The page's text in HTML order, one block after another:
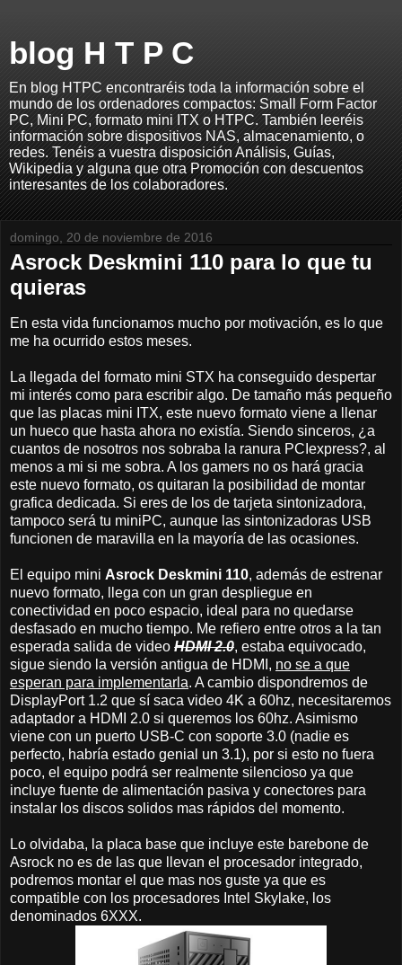
blog H T P C
En blog HTPC encontraréis toda la información sobre el
mundo de los ordenadores compactos: Small Form Factor
PC, Mini PC, formato mini ITX o HTPC. También leeréis
información sobre dispositivos NAS, almacenamiento, o
redes. Tenéis a vuestra disposición Análisis, Guías,
Wikipedia y alguna que otra Promoción con descuentos
interesantes de los colaboradores.
domingo, 20 de noviembre de 2016
Asrock Deskmini 110 para lo que tu
quieras
En esta vida funcionamos mucho por motivación, es lo que
me ha ocurrido estos meses.
La llegada del formato mini STX ha conseguido despertar
mi interés como para escribir algo. De tamaño más pequeño
que las placas mini ITX, este nuevo formato viene a llenar
un hueco que hasta ahora no existía. Siendo sinceros, ¿a
cuantos de nosotros nos sobraba la ranura PCIexpress?, al
menos a mi si me sobra. A los gamers no os hará gracia
este nuevo formato, os quitaran la posibilidad de montar
grafica dedicada. Si eres de los de tarjeta sintonizadora,
tampoco será tu miniPC, aunque las sintonizadoras USB
funcionen de maravilla en la mayoría de las ocasiones.
El equipo mini Asrock Deskmini 110, además de estrenar
nuevo formato, llega con un gran despliegue en
conectividad en poco espacio, ideal para no quedarse
desfasado en mucho tiempo. Me refiero entre otros a la tan
esperada salida de video HDMI 2.0, estaba equivocado,
sigue siendo la versión antigua de HDMI, no se a que
esperan para implementarla. A cambio dispondremos de
DisplayPort 1.2 que sí saca video 4K a 60hz, necesitaremos
adaptador a HDMI 2.0 si queremos los 60hz. Asimismo
viene con un puerto USB-C con soporte 3.0 (nadie es
perfecto, habría estado genial un 3.1), por si esto no fuera
poco, el equipo podrá ser realmente silencioso ya que
incluye fuente de alimentación pasiva y conectores para
instalar los discos solidos mas rápidos del momento.
Lo olvidaba, la placa base que incluye este barebone de
Asrock no es de las que llevan el procesador integrado,
podremos montar el que mas nos guste ya que es
compatible con los procesadores Intel Skylake, los
denominados 6XXX.